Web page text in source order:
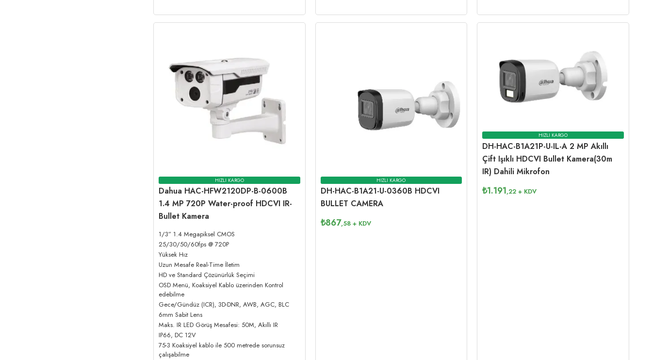
HIZLI KARGO
Dahua HAC-HFW2120DP-B-0600B
1.4 MP 720P Water-proof HDCVI IR-
Bullet Kamera
1/3” 1.4 Megapiksel CMOS
25/30/50/60fps @ 720P
Yüksek Hız
Uzun Mesafe Real-Time İletim
HD ve Standard Çözünürlük Seçimi
OSD Menü, Koaksiyel Kablo üzerinden Kontrol
edebilme
Gece/Gündüz (ICR), 3D-DNR, AWB, AGC, BLC
6mm Sabit Lens
Maks. IR LED Görüş Mesafesi: 50M, Akıllı IR
IP66, DC 12V
75-3 Koaksiyel kablo ile 500 metrede sorunsuz
çalışabilme
HIZLI KARGO
DH-HAC-B1A21-U-0360B HDCVI
BULLET CAMERA
₺867,58+ KDV
HIZLI KARGO
DH-HAC-B1A21P-U-IL-A 2 MP Akıllı
Çift Işıklı HDCVI Bullet Kamera(30m
IR) Dahili Mikrofon
₺1.191,22 + KDV